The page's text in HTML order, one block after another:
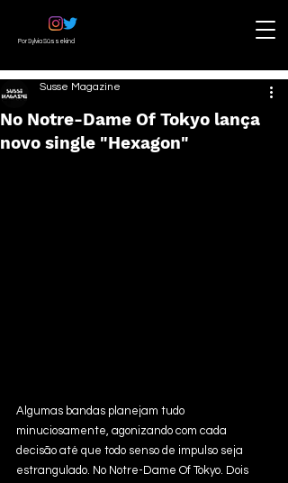
Por Sylvia Süssekind
No Notre-Dame Of Tokyo lança
novo single "Hexagon"
Susse Magazine
Algumas bandas planejam tudo
minuciosamente, agonizando com cada
decisão até que todo senso de impulso seja
estrangulado. No Notre-Dame Of Tokyo. Dois